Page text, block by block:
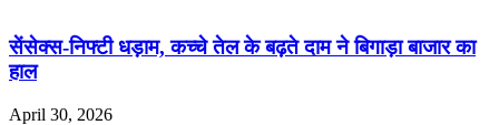
सेंसेक्स-निफ्टी धड़ाम, कच्चे तेल के बढ़ते दाम ने बिगाड़ा बाजार का
हाल
April 30, 2026